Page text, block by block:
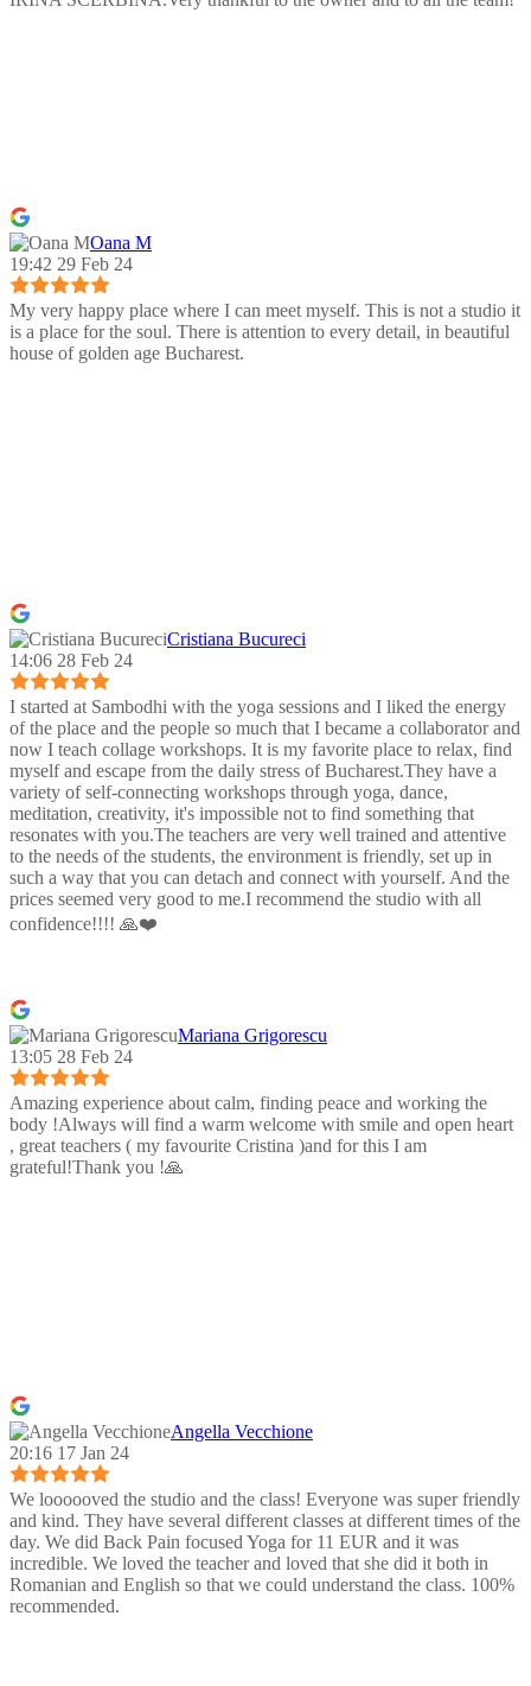
Oana M
19:42 29 Feb 24
My very happy place where I can meet myself. This is not a studio it
is a place for the soul. There is attention to every detail, in beautiful
house of golden age Bucharest.
Cristiana Bucureci
14:06 28 Feb 24
I started at Sambodhi with the yoga sessions and I liked the energy
of the place and the people so much that I became a collaborator and
now I teach collage workshops. It is my favorite place to relax, find
myself and escape from the daily stress of Bucharest.They have a
variety of self-connecting workshops through yoga, dance,
meditation, creativity, it's impossible not to find something that
resonates with you.The teachers are very well trained and attentive
to the needs of the students, the environment is friendly, set up in
such a way that you can detach and connect with yourself. And the
prices seemed very good to me.I recommend the studio with all
confidence!!!! 🙏❤️
Mariana Grigorescu
13:05 28 Feb 24
Amazing experience about calm, finding peace and working the
body !Always will find a warm welcome with smile and open heart
, great teachers ( my favourite Cristina )and for this I am
grateful!Thank you !🙏
Angella Vecchione
20:16 17 Jan 24
We loooooved the studio and the class! Everyone was super friendly
and kind. They have several different classes at different times of the
day. We did Back Pain focused Yoga for 11 EUR and it was
incredible. We loved the teacher and loved that she did it both in
Romanian and English so that we could understand the class. 100%
recommended.